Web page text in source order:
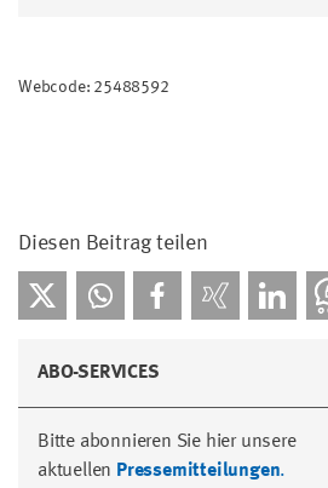
Webcode: 25488592
Diesen Beitrag teilen
ABO-SERVICES
Bitte abonnieren Sie hier unsere
aktuellen Pressemitteilungen.